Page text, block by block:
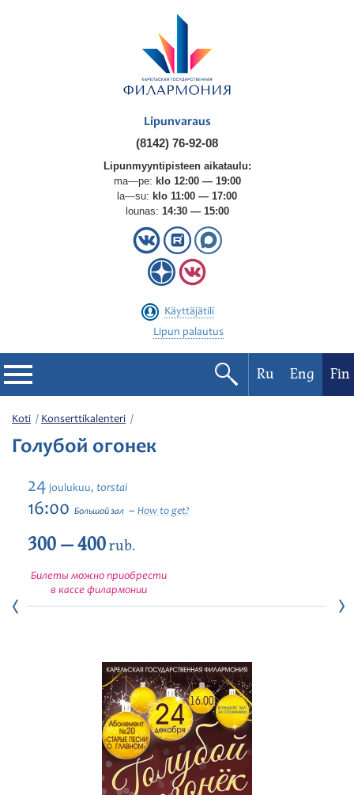
Lipunvaraus
(8142) 76-92-08
Lipunmyyntipisteen aikataulu:
ma—pe: klo 12:00 — 19:00
la—su: klo 11:00 — 17:00
lounas: 14:30 — 15:00
Käyttäjätili
Lipun palautus
Filharmonia
Konserttikalenteri
Festivaalit
Ru Eng Fin
Koti Konserttikalenteri
Голубой огонек
24 joulukuu, torstai
16:00 Большой зал How to get?
300 — 400rub.
Билеты можно приобрести
в кассе филармонии